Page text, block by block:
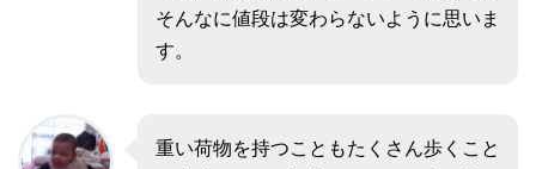
そんなに値段は変わらないように思いま
す。
重い荷物を持つこともたくさん歩くこと